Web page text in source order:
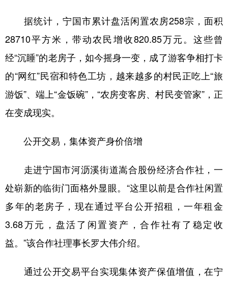
Русский язык 日本語 한국어
Deutsch Português
据统计，宁国市累计盘活闲置农房258宗，面积
28710平方米，带动农民增收820.85万元。这些曾
经“沉睡”的老房子，如今摇身一变，成了游客争相打卡
的“网红”民宿和特色工坊，越来越多的村民正吃上“旅
游饭”、端上“金饭碗”，“农房变客房、村民变管家”，正
在变成现实。
公开交易，集体资产身价倍增
走进宁国市河沥溪街道嵩合股份经济合作社，一
处崭新的临街门面格外显眼。“这里以前是合作社闲置
多年的老房子，现在通过平台公开招租，一年租金
3.68万元，盘活了闲置资产，合作社有了稳定收
益。”该合作社理事长罗大伟介绍。
通过公开交易平台实现集体资产保值增值，在宁